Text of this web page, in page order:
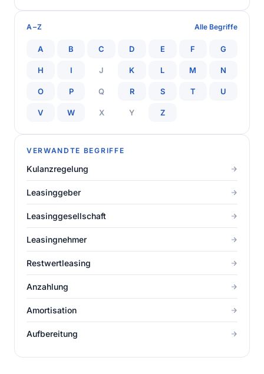
A–Z Alle Begriffe
A B C D E F G
H I J K L M N
O P Q R S T U
V W X Y Z
VERWANDTE BEGRIFFE
Kulanzregelung
Leasinggeber
Leasinggesellschaft
Leasingnehmer
Restwertleasing
Anzahlung
Amortisation
Aufbereitung